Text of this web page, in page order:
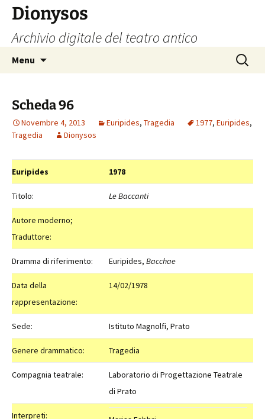
contenuto
Dionysos
Archivio digitale del teatro antico
Menu
Ricerca
per:
Scheda 96
Novembre 4, 2013 Euripides, Tragedia 1977, Euripides,
Tragedia
Dionysos
Euripides 1978
Titolo: Le Baccanti
Autore moderno;
Traduttore:
Dramma di riferimento: Euripides, Bacchae
Data della
rappresentazione:
14/02/1978
Sede: Istituto Magnolfi, Prato
Genere drammatico: Tragedia
Compagnia teatrale:
Laboratorio di Progettazione Teatrale
di Prato
Interpreti: